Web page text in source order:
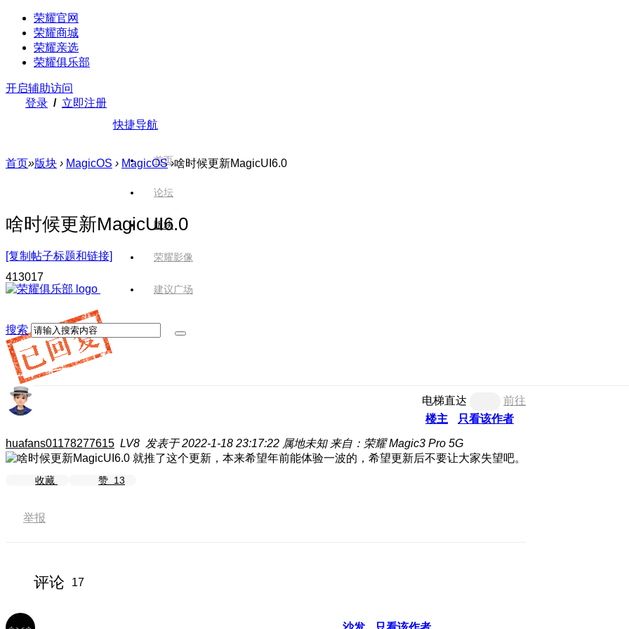
荣耀官网
荣耀商城
荣耀亲选
荣耀俱乐部
开启辅助访问
登录 / 立即注册
快捷导航
首页
论坛
版块
荣耀影像
建议广场
搜索
首页»版块 › MagicOS › MagicOS ›啥时候更新MagicUI6.0
啥时候更新MagicUI6.0
[复制帖子标题和链接]
413017
电梯直达
前往
楼主
只看该作者
huafans01178277615 LV8 发表于 2022-1-18 23:17:22 属地未知 来自：荣耀 Magic3 Pro 5G
就推了这个更新，本来希望年前能体验一波的，希望更新后不要让大家失望吧。
收藏 赞 13
举报
评论 17